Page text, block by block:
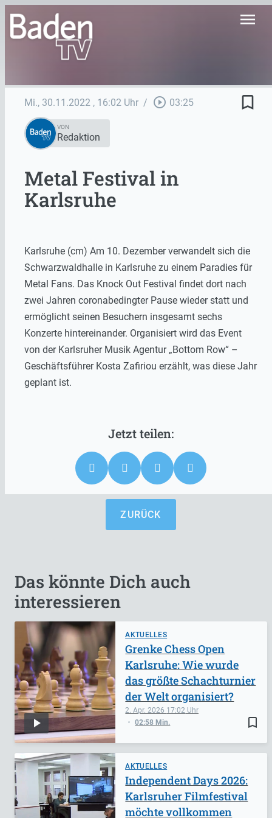
menu
Mi., 30.11.2022 , 16:02 Uhr / play_circle_outline 03:25 bookmark_border
VON
Redaktion
Metal Festival in
Karlsruhe
Karlsruhe (cm) Am 10. Dezember verwandelt sich die
Schwarzwaldhalle in Karlsruhe zu einem Paradies für
Metal Fans. Das Knock Out Festival findet dort nach
zwei Jahren coronabedingter Pause wieder statt und
ermöglicht seinen Besuchern insgesamt sechs
Konzerte hintereinander. Organisiert wird das Event
von der Karlsruher Musik Agentur „Bottom Row“ –
Geschäftsführer Kosta Zafiriou erzählt, was diese Jahr
geplant ist.
ZURÜCK
Das könnte Dich auch
interessieren
AKTUELLES
bookmark_border
2. Apr. 2026 17:02
02:58 Min.
Grenke Chess Open
Karlsruhe: Wie wurde
das größte Schachturnier
der Welt organisiert?
AKTUELLES
Independent Days 2026:
Karlsruher Filmfestival
möchte vollkommen